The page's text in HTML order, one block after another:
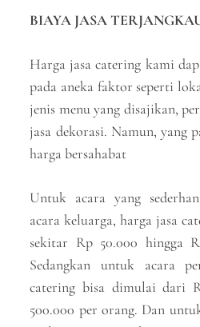
BIAYA JASA
Harga jasa catering kami
pada aneka faktor seperti
jenis menu yang disajikan,
jasa dekorasi. Namun, yang
harga bersahabat
Untuk acara yang
acara keluarga, harga jasa
sekitar Rp 50.000 hingga
Sedangkan untuk acara
catering bisa dimulai dari
500.000 per orang. Dan